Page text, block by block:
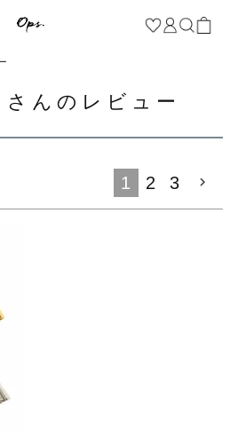
んのレビュー
1 2 3